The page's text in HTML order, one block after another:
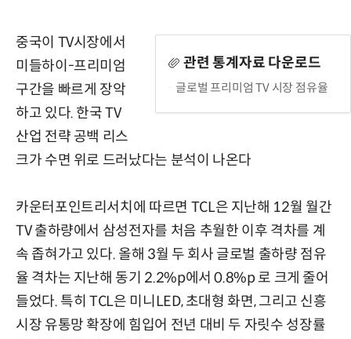
관련 통계자료 다운로드
글로벌 프리미엄 TV 시장 점유율
중국이 TV시장에서
미들하이-프리미엄
구간을 빠르게 장악
하고 있다. 한국 TV
산업 전략 공백 리스
크가 수면 위로 드러났다는 분석이 나온다
카운터포인트리서치에 따르면 TCL은 지난해 12월 월간
TV 출하량에서 삼성전자를 처음 추월한 이후 격차를 계
속 좁혀가고 있다. 올해 3월 두 회사 글로벌 출하량 점유
율 격차는 지난해 동기 2.2%p에서 0.8%p 로 크게 줄어
들었다. 특히 TCL은 미니LED, 초대형 화면, 그리고 신흥
시장 유통망 확장에 힘입어 전년 대비 두 자릿수 성장률